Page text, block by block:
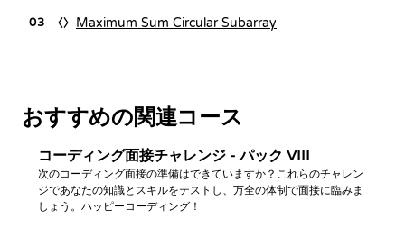
03 Maximum Sum Circular Subarray
おすすめの関連コース
コーディング面接チャレンジ - パック VIII
次のコーディング面接の準備はできていますか？これらのチャレン
ジであなたの知識とスキルをテストし、万全の体制で面接に臨みま
しょう。ハッピーコーディング！